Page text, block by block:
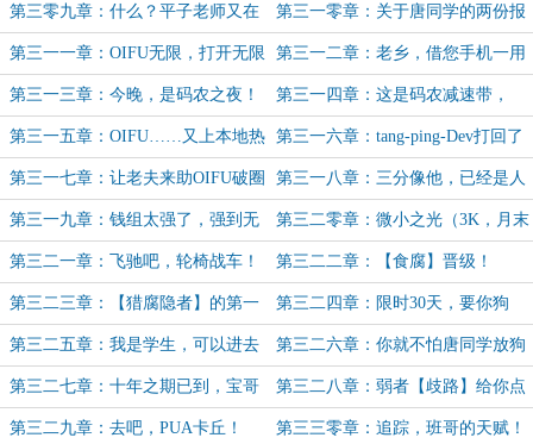
世界！（4K）
第三零九章：什么？平子老师又在
写代码了？
第三一零章：关于唐同学的两份报
告（凌风碎加更10/10）
第三一一章：OIFU无限，打开无限
可能！
第三一二章：老乡，借您手机一用
（4K，为小绪考加更）
第三一三章：今晚，是码农之夜！
OIFU的狂欢！（3K）
第三一四章：这是码农减速带，
不……是软件工程师的in趴啊！
第三一五章：OIFU……又上本地热
搜（3K，月末求月票）
第三一六章：tang-ping-Dev打回了
你的插件并向你提交了PR！
第三一七章：让老夫来助OIFU破圈
再破限！
第三一八章：三分像他，已经是人
间天才（5K，求月票）
第三一九章：钱组太强了，强到无
法理解！（5K求月票）
第三二零章：微小之光（3K，月末
求月票）
第三二一章：飞驰吧，轮椅战车！
（3K，求月票）
第三二二章：【食腐】晋级！
第三二三章：【猎腐隐者】的第一
次【奖励结算】！
第三二四章：限时30天，要你狗
头！（3K，求月票）
第三二五章：我是学生，可以进去
吗？
第三二六章：你就不怕唐同学放狗
咬你？
第三二七章：十年之期已到，宝哥
归……哎？
第三二八章：弱者【歧路】给你点
了个赞……
第三二九章：去吧，PUA卡丘！ 第三三零章：追踪，班哥的天赋！